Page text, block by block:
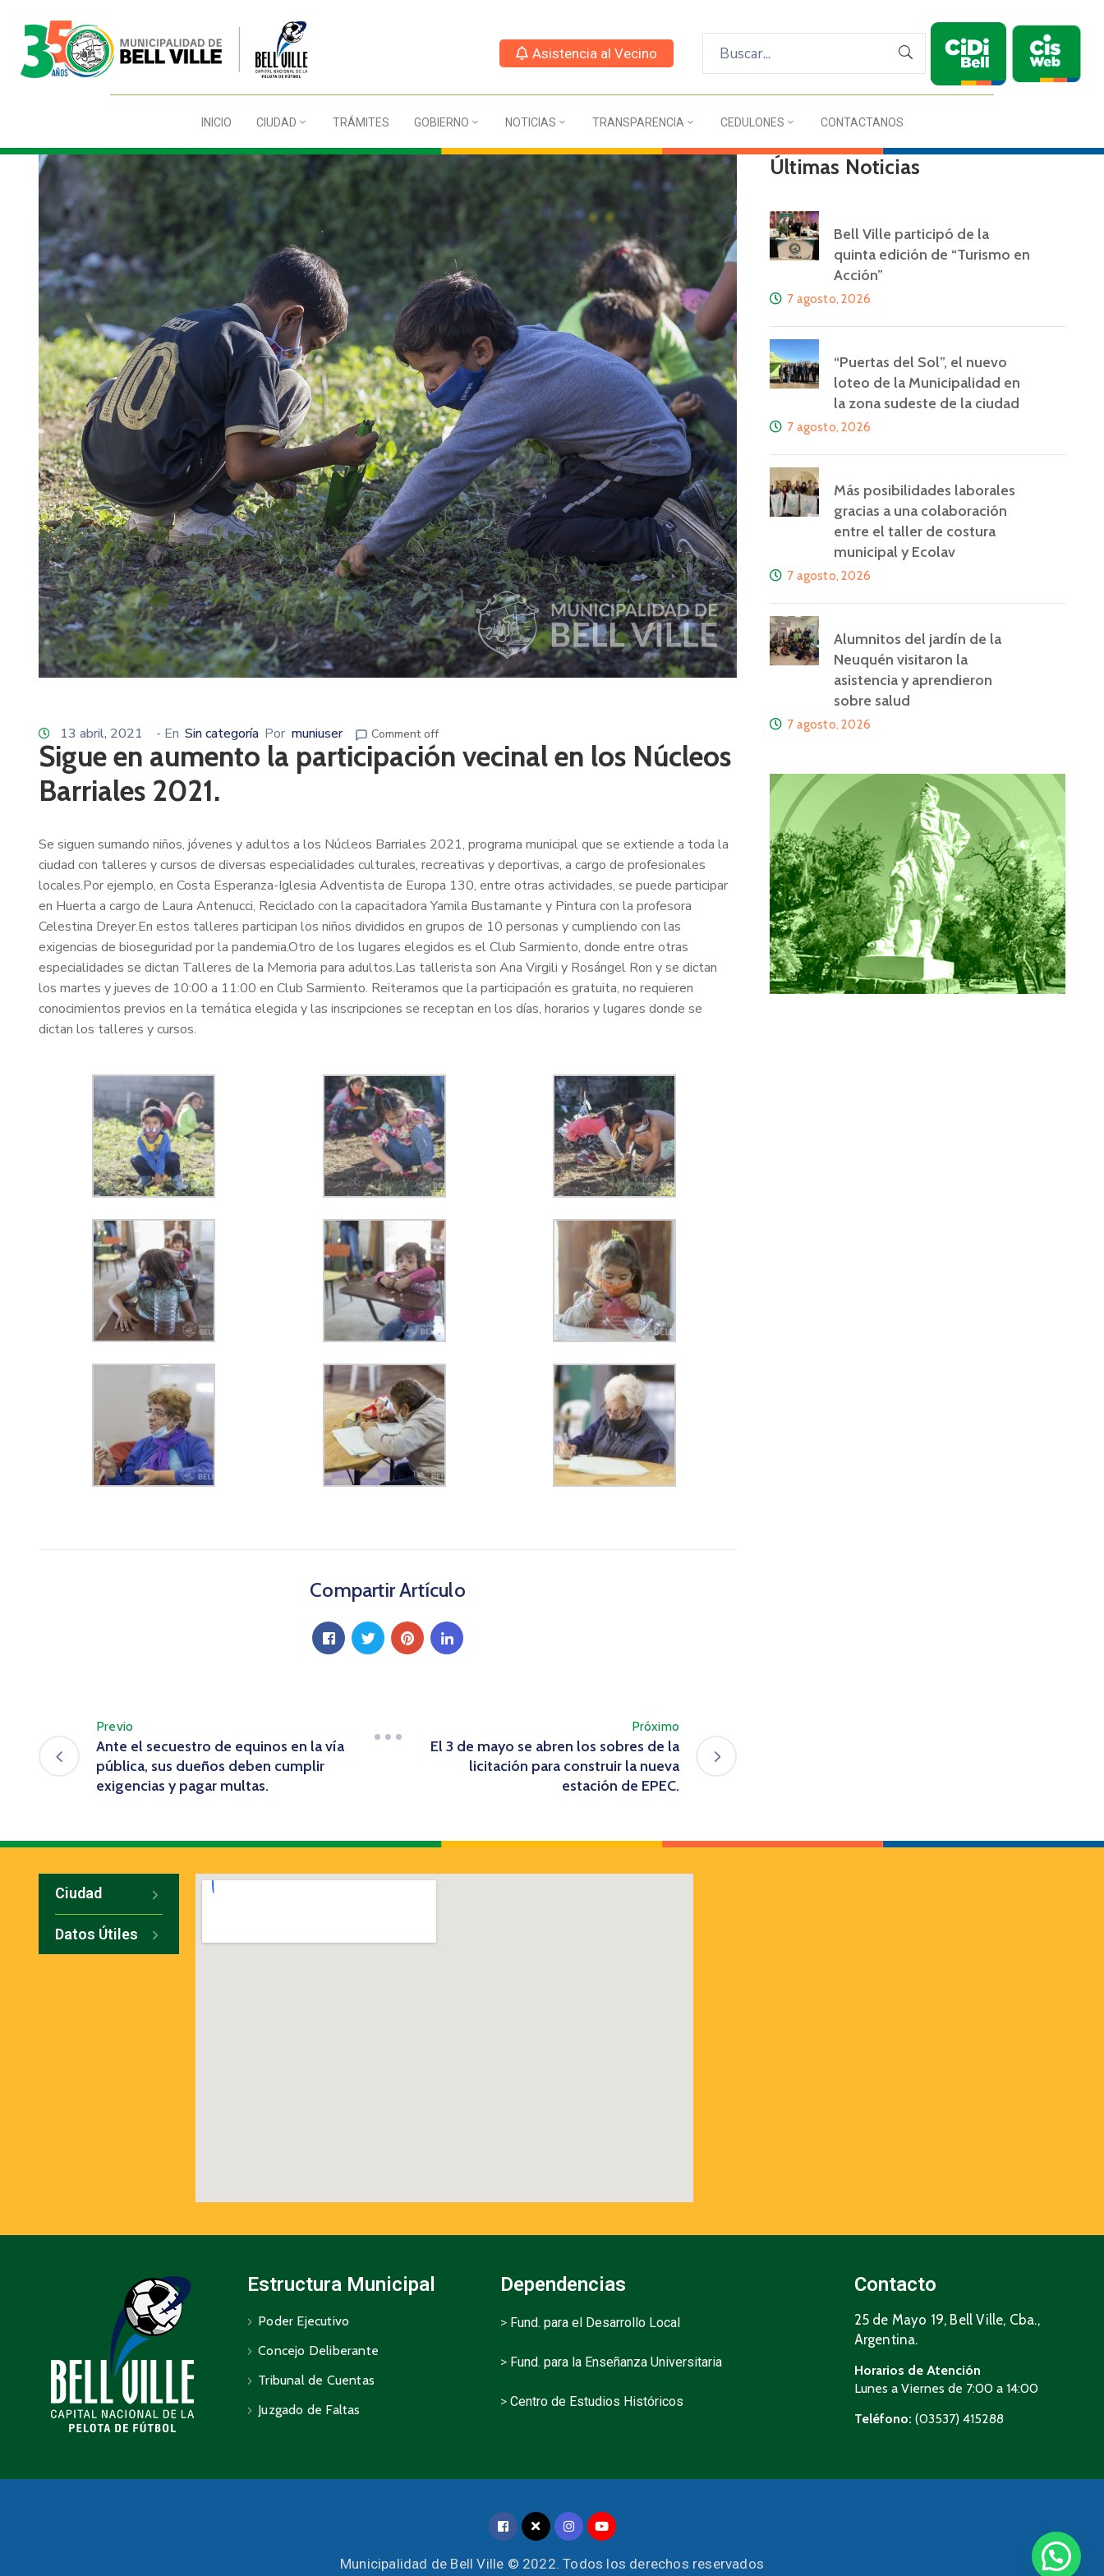
Asistencia al Vecino
INICIO CIUDAD TRÁMITES GOBIERNO NOTICIAS TRANSPARENCIA CEDULONES CONTACTANOS
13 abril, 2021 - En Sin categoría Por muniuser Comment off
Sigue en aumento la participación vecinal en los Núcleos
Barriales 2021.
Se siguen sumando niños, jóvenes y adultos a los Núcleos Barriales 2021, programa municipal que se extiende a toda la
ciudad con talleres y cursos de diversas especialidades culturales, recreativas y deportivas, a cargo de profesionales
locales.Por ejemplo, en Costa Esperanza-Iglesia Adventista de Europa 130, entre otras actividades, se puede participar
en Huerta a cargo de Laura Antenucci, Reciclado con la capacitadora Yamila Bustamante y Pintura con la profesora
Celestina Dreyer.En estos talleres participan los niños divididos en grupos de 10 personas y cumpliendo con las
exigencias de bioseguridad por la pandemia.Otro de los lugares elegidos es el Club Sarmiento, donde entre otras
especialidades se dictan Talleres de la Memoria para adultos.Las tallerista son Ana Virgili y Rosángel Ron y se dictan
los martes y jueves de 10:00 a 11:00 en Club Sarmiento. Reiteramos que la participación es gratuita, no requieren
conocimientos previos en la temática elegida y las inscripciones se receptan en los días, horarios y lugares donde se
dictan los talleres y cursos.
Compartir Artículo
Previo
Ante el secuestro de equinos en la vía
pública, sus dueños deben cumplir
exigencias y pagar multas.
Próximo
El 3 de mayo se abren los sobres de la
licitación para construir la nueva
estación de EPEC.
Últimas Noticias
Bell Ville participó de la
quinta edición de “Turismo en
Acción”
7 agosto, 2026
“Puertas del Sol”, el nuevo
loteo de la Municipalidad en
la zona sudeste de la ciudad
7 agosto, 2026
Más posibilidades laborales
gracias a una colaboración
entre el taller de costura
municipal y Ecolav
7 agosto, 2026
Alumnitos del jardín de la
Neuquén visitaron la
asistencia y aprendieron
sobre salud
7 agosto, 2026
Ciudad
Datos Útiles
Estructura Municipal
Poder Ejecutivo
Concejo Deliberante
Tribunal de Cuentas
Juzgado de Faltas
Dependencias
> Fund. para el Desarrollo Local
> Fund. para la Enseñanza Universitaria
> Centro de Estudios Históricos
Contacto
25 de Mayo 19, Bell Ville, Cba.,
Argentina.
Horarios de Atención
Lunes a Viernes de 7:00 a 14:00
Teléfono: (03537) 415288
Municipalidad de Bell Ville © 2022. Todos los derechos reservados